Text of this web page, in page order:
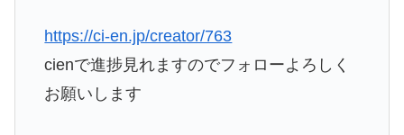
https://ci-en.jp/creator/763
cienで進捗見れますのでフォローよろしく
お願いします